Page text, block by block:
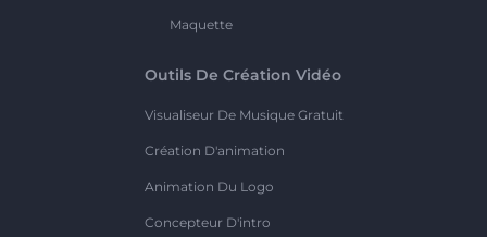
Maquette
Outils De Création Vidéo
Visualiseur De Musique Gratuit
Création D'animation
Animation Du Logo
Concepteur D'intro